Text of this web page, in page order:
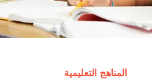
المناهج التعليمية